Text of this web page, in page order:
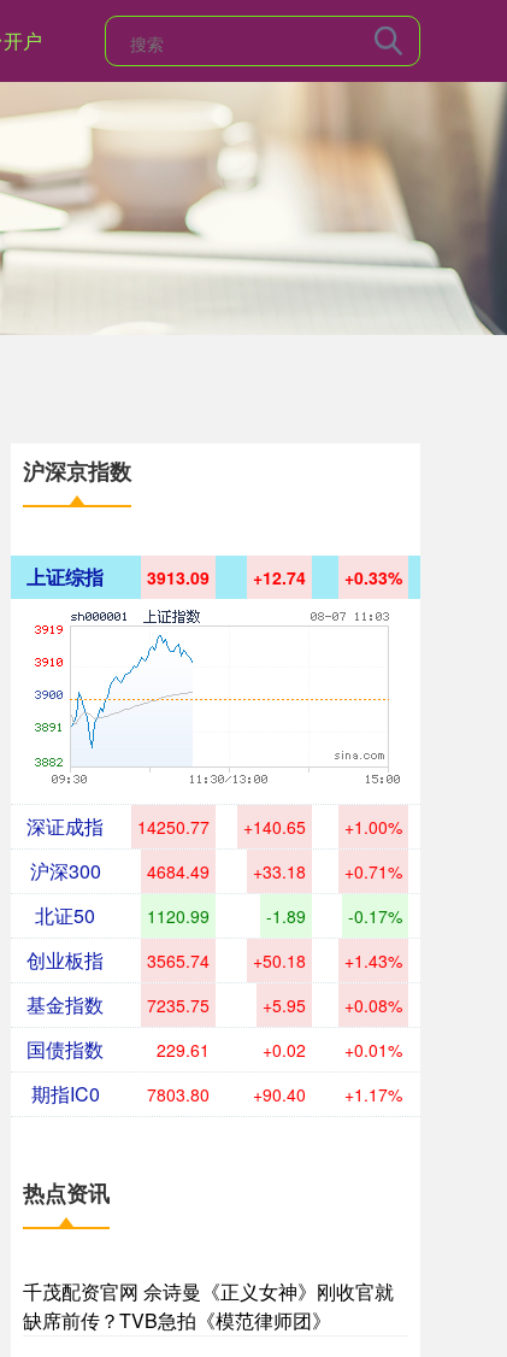
户
沪深京指数
上证综指 3913.09 +12.74 +0.33%
深证成指 14250.77 +140.65 +1.00%
沪深300 4684.49 +33.18 +0.71%
北证50 1120.99 -1.89 -0.17%
创业板指 3565.74 +50.18 +1.43%
基金指数 7235.75 +5.95 +0.08%
国债指数 229.61 +0.02 +0.01%
期指IC0 7803.80 +90.40 +1.17%
热点资讯
千茂配资官网 佘诗曼《正义女神》刚收官就
缺席前传？TVB急拍《模范律师团》